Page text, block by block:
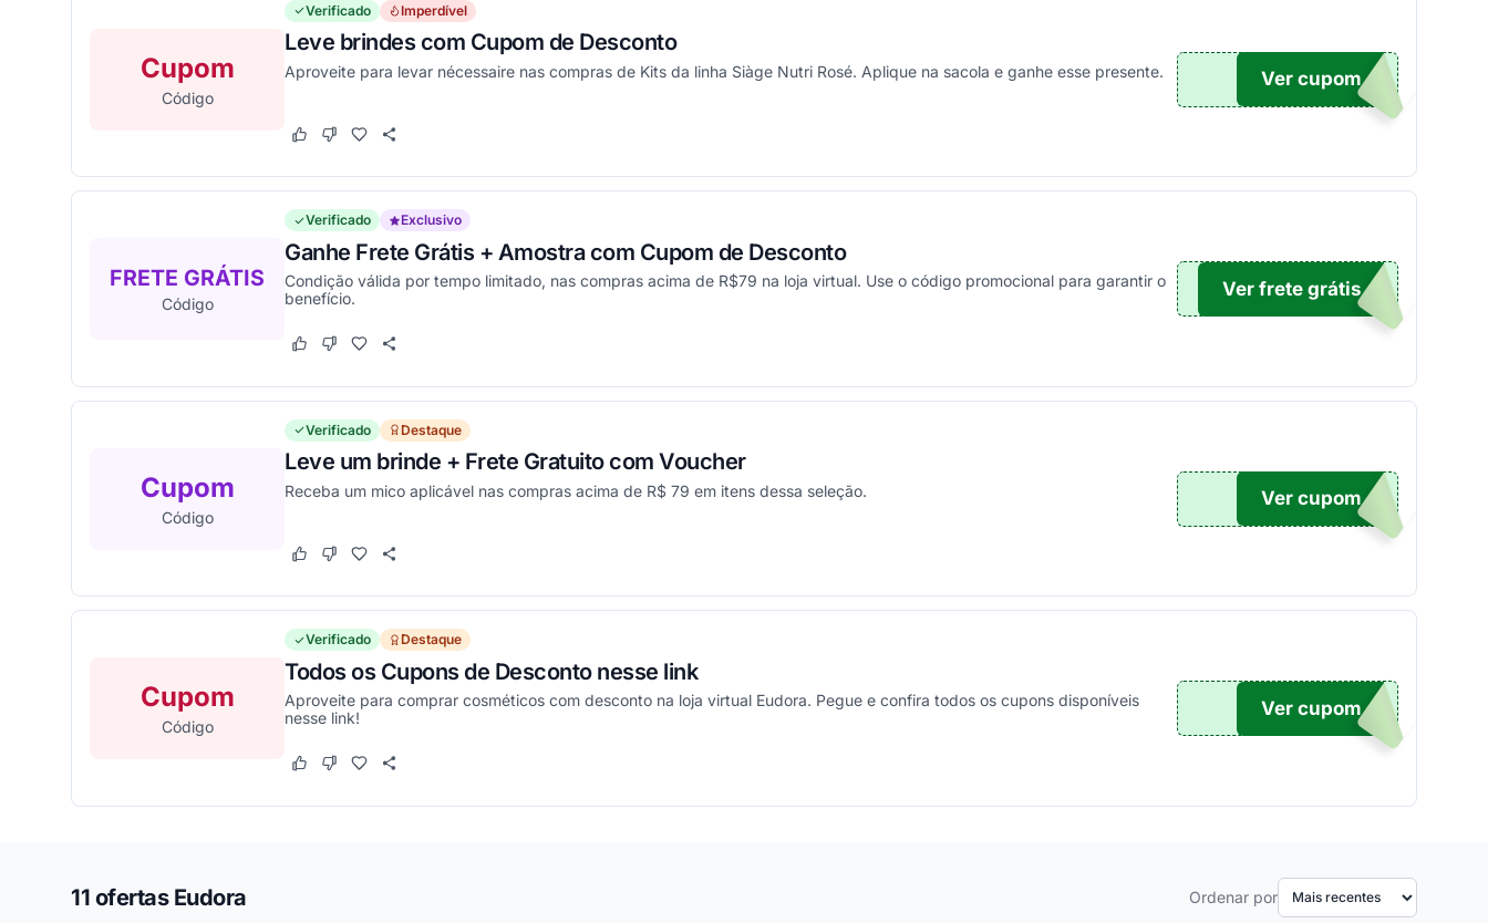
Cupom
Código
Verificado Imperdível
Leve brindes com Cupom de Desconto
Aproveite para levar nécessaire nas compras de Kits da linha Siàge Nutri Rosé. Aplique na sacola e ganhe esse presente.
Este cupom funcionou
Este cupom não funcionou
NDE
Ver cupom
FRETE GRÁTIS
Código
Verificado Exclusivo
Ganhe Frete Grátis + Amostra com Cupom de Desconto
Condição válida por tempo limitado, nas compras acima de R$79 na loja virtual. Use o código promocional para garantir o
benefício.
Este cupom funcionou
Este cupom não funcionou
FUME
Ver frete grátis
Cupom
Código
Verificado Destaque
Leve um brinde + Frete Gratuito com Voucher
Receba um mico aplicável nas compras acima de R$ 79 em itens dessa seleção.
Este cupom funcionou
Este cupom não funcionou
CARE
Ver cupom
Cupom
Código
Verificado Destaque
Todos os Cupons de Desconto nesse link
Aproveite para comprar cosméticos com desconto na loja virtual Eudora. Pegue e confira todos os cupons disponíveis
nesse link!
Este cupom funcionou
Este cupom não funcionou
O...
Ver cupom
11 ofertas Eudora Ordenar por